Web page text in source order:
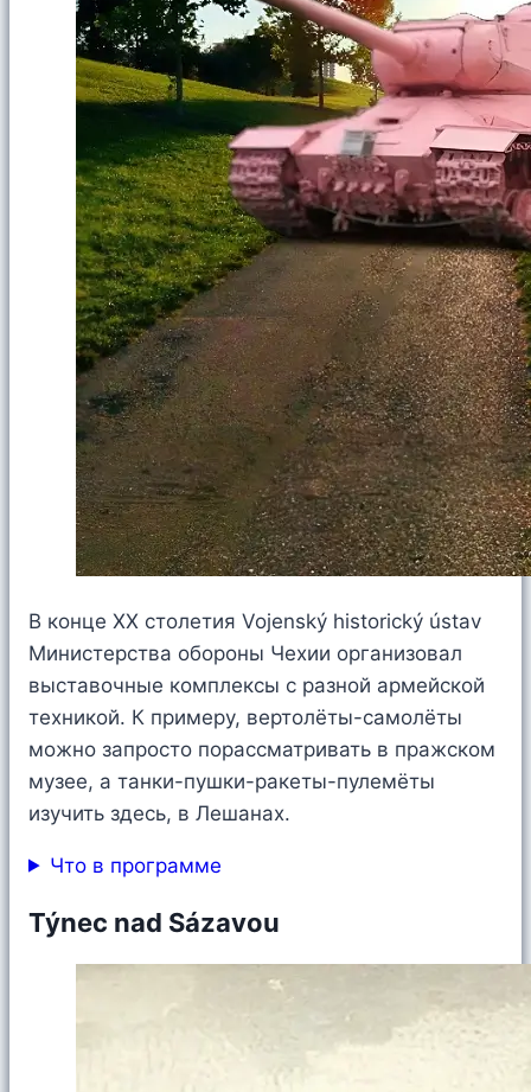
В конце XX столетия Vojenský historický ústav
Министерства обороны Чехии организовал
выставочные комплексы с разной армейской
техникой. К примеру, вертолёты-самолёты
можно запросто порассматривать в пражском
музее, а танки-пушки-ракеты-пулемёты
изучить здесь, в Лешанах.
Что в программе
Týnec nad Sázavou